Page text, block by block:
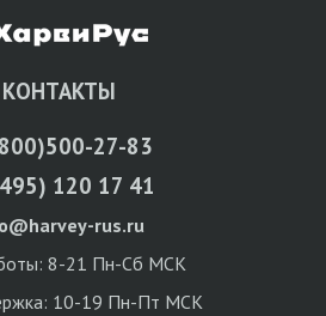
КОНТАКТЫ
27-83
120 17 41
rus.ru
8-21 Пн-Сб МСК
10-19 Пн-Пт МСК